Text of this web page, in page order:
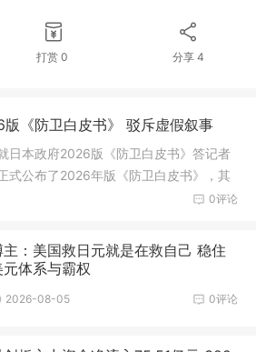
打赏0 分享 4
《防卫白皮书》 驳斥虚假叙事
日本政府2026版《防卫白皮书》答记者
式公布了2026年版《防卫白皮书》，其
所未有的最大战略挑战”，并指出中方在
0评论
主：美国救日元就是在救自己 稳住
元体系与霸权
0评论
2026-08-05